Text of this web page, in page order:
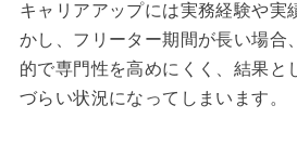
キャリアアップには実務経験や実
かし、フリーター期間が長い場合
的で専門性を高めにくく、結果と
づらい状況になってしまいます。